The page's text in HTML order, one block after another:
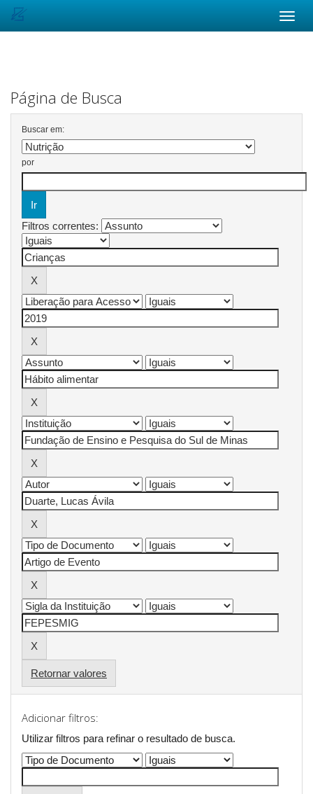
Página de Busca
Buscar em:
por
Filtros correntes:
Retornar valores
Adicionar filtros:
Utilizar filtros para refinar o resultado de busca.